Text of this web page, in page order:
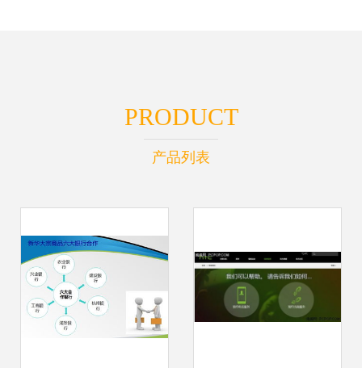
PRODUCT
产品列表